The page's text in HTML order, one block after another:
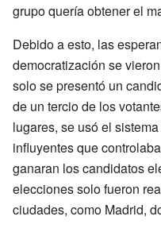
grupo quería obtener el
Debido a esto, las
democratización se
solo se presentó un
de un tercio de los
lugares, se usó el
influyentes que
ganaran los candidatos
elecciones solo fueron
ciudades, como Madrid,